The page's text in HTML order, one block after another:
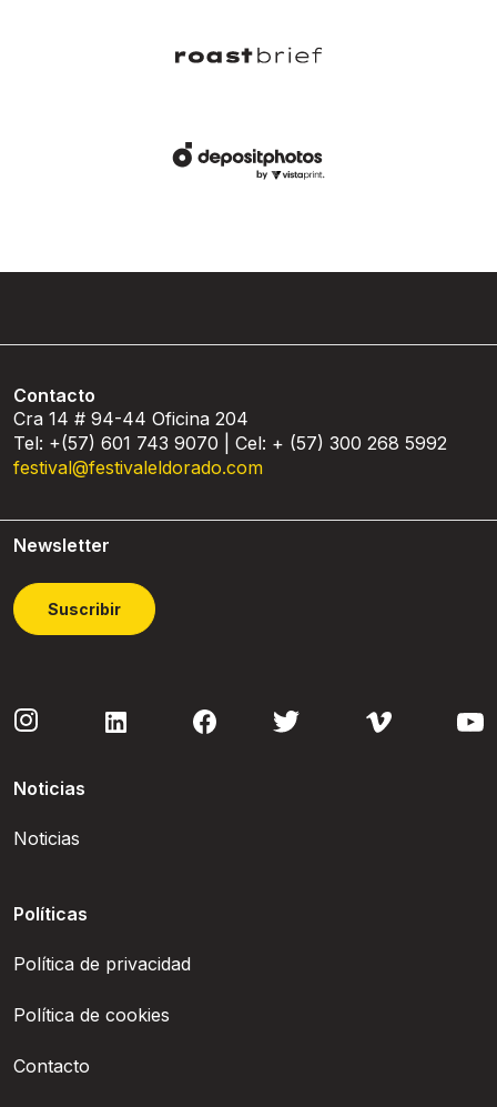
Contacto
Cra 14 # 94-44 Oficina 204
Tel: +(57) 601 743 9070 | Cel: + (57) 300 268 5992
festival@festivaleldorado.com
Newsletter
Suscribir
Noticias
Noticias
Políticas
Política de privacidad
Política de cookies
Contacto